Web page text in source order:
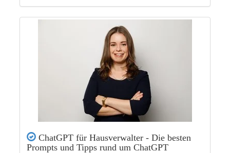
ChatGPT für Hausverwalter - Die besten
Prompts und Tipps rund um ChatGPT